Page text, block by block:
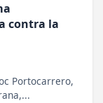
contra la
Portocarrero,